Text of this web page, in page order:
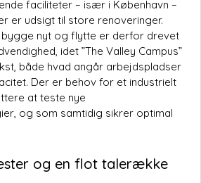
faciliteter – især i København –
er udsigt til store renoveringer.
bygge nyt og flytte er derfor drevet
idet ”The Valley Campus”
både hvad angår arbejdspladser
Der er behov for et industrielt
at teste nye
og som samtidig sikrer optimal
og en flot talerække